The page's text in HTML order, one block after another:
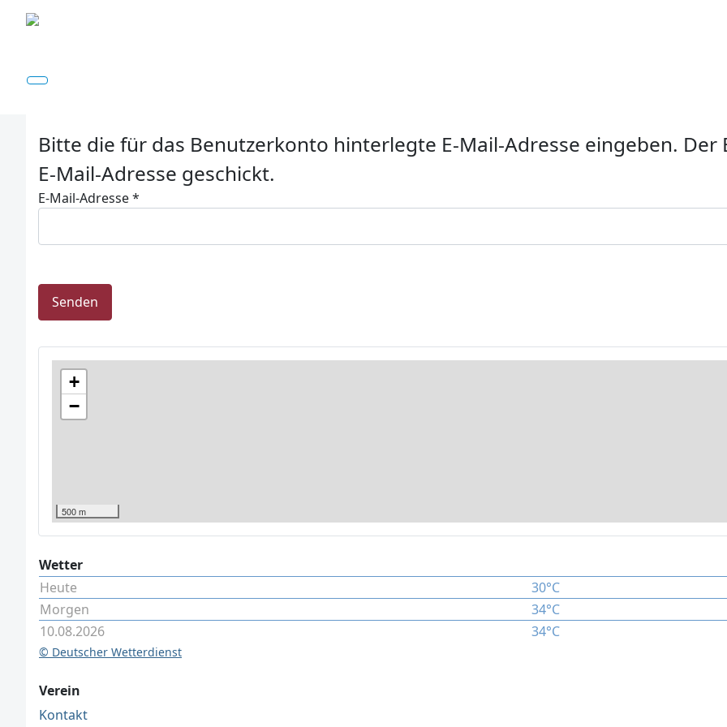
Verein
Kontakt
Bitte die für das Benutzerkonto hinterlegte E-Mail-Adresse eingeben.
E-Mail-Adresse geschickt.
E-Mail-Adresse*
Senden
+
−
500 m
Wetter
Heute
30°C
Morgen
34°C
10.08.2026
34°C
© Deutscher Wetterdienst